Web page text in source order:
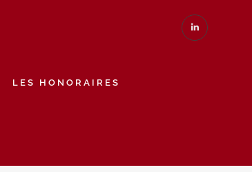
LES HONORAIRES